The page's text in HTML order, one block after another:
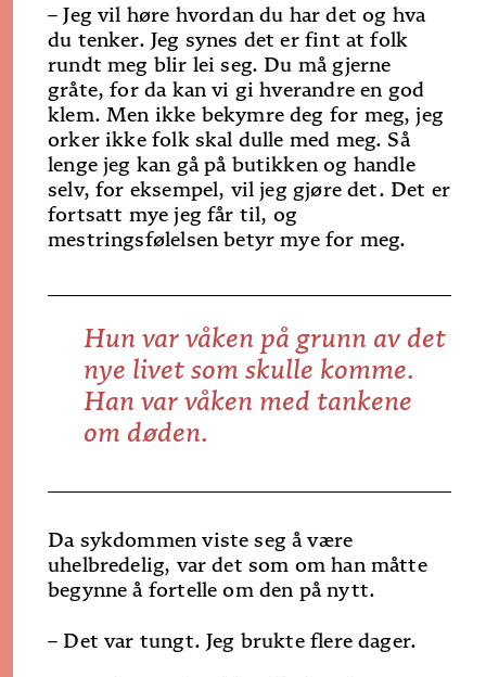
– Jeg vil høre hvordan du har det og hva
du tenker. Jeg synes det er fint at folk
rundt meg blir lei seg. Du må gjerne
gråte, for da kan vi gi hverandre en god
klem. Men ikke bekymre deg for meg, jeg
orker ikke folk skal dulle med meg. Så
lenge jeg kan gå på butikken og handle
selv, for eksempel, vil jeg gjøre det. Det er
fortsatt mye jeg får til, og
mestringsfølelsen betyr mye for meg.
Hun var våken på grunn av det
nye livet som skulle komme.
Han var våken med tankene
om døden.
Da sykdommen viste seg å være
uhelbredelig, var det som om han måtte
begynne å fortelle om den på nytt.
– Det var tungt. Jeg brukte flere dager.